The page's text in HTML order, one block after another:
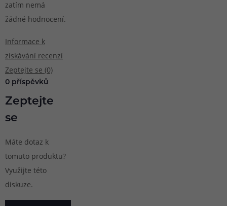
zatím nemá
žádné hodnocení.
Informace k
získávání recenzí
Zeptejte se (0)
0 příspěvků
Zeptejte
se
Máte dotaz k
tomuto produktu?
Využijte této
diskuze.